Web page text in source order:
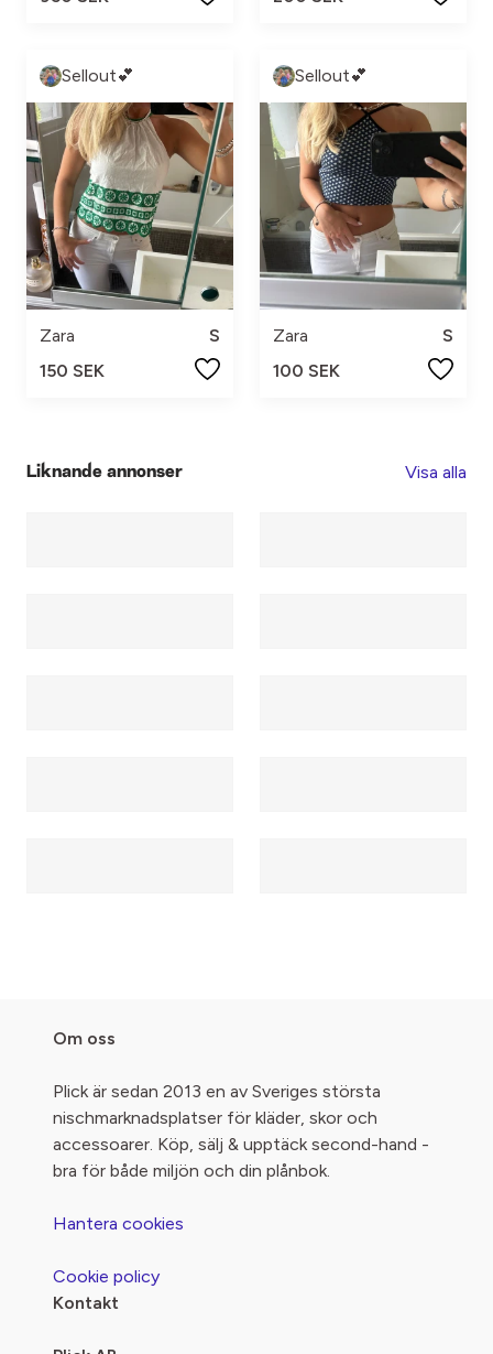
Sellout💕
Zara
S
150 SEK
Sellout💕
Zara
S
100 SEK
Liknande annonser Visa alla
Om oss
Plick är sedan 2013 en av Sveriges största
nischmarknadsplatser för kläder, skor och
accessoarer. Köp, sälj & upptäck second-hand -
bra för både miljön och din plånbok.
Hantera cookies
Cookie policy
Kontakt